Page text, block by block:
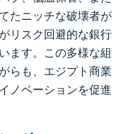
たニッチな破壊者が
リスク回避的な銀行
ます。この多様な組
らも、エジプト商業
ノベーションを促進